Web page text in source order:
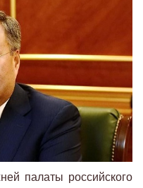
палаты российского